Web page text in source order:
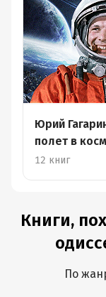
Юрий
полет в
12 книг
Книги,
По